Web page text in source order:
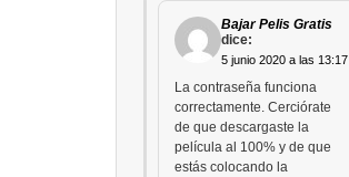
Bajar Pelis Gratis
dice:
5 junio 2020 a las 13:17
La contraseña funciona
correctamente. Cerciórate
de que descargaste la
película al 100% y de que
estás colocando la